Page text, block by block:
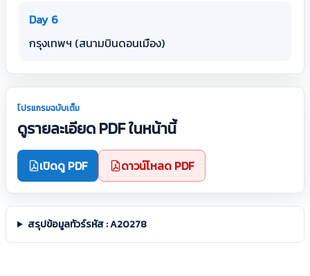
Day 6
กรุงเทพฯ (สนามบินดอนเมือง)
โปรแกรมฉบับเต็ม
ดูรายละเอียด PDF ในหน้านี้
เปิดดู PDF ดาวน์โหลด PDF
สรุปข้อมูลทัวร์รหัส : A20278